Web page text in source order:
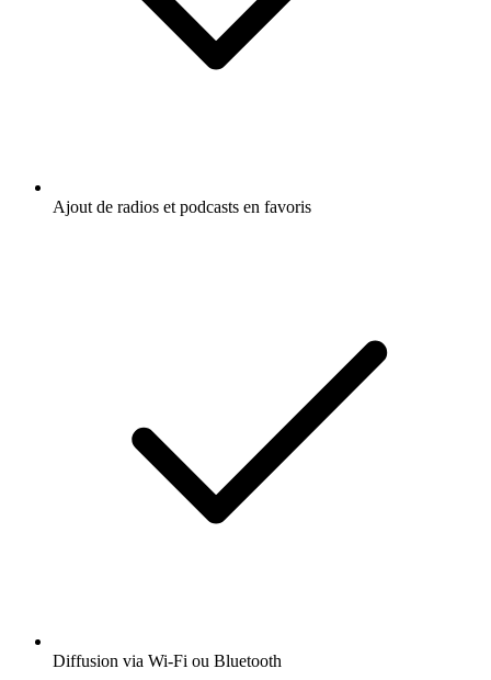
Ajout de radios et podcasts en favoris
Diffusion via Wi-Fi ou Bluetooth